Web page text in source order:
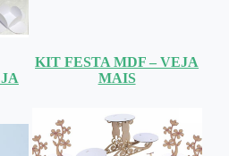
KIT FESTA MDF – VEJA
MAIS